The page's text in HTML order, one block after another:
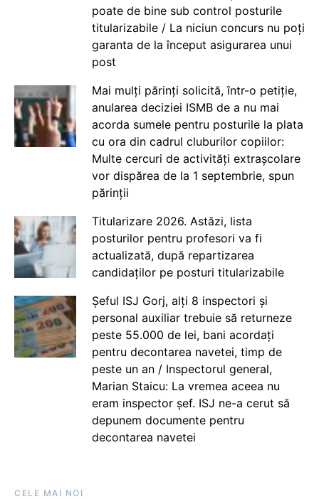
poate de bine sub control posturile
titularizabile / La niciun concurs nu poți
garanta de la început asigurarea unui
post
Mai mulți părinți solicită, într-o petiție,
anularea deciziei ISMB de a nu mai
acorda sumele pentru posturile la plata
cu ora din cadrul cluburilor copiilor:
Multe cercuri de activități extrașcolare
vor dispărea de la 1 septembrie, spun
părinții
Titularizare 2026. Astăzi, lista
posturilor pentru profesori va fi
actualizată, după repartizarea
candidaților pe posturi titularizabile
Șeful ISJ Gorj, alți 8 inspectori și
personal auxiliar trebuie să returneze
peste 55.000 de lei, bani acordați
pentru decontarea navetei, timp de
peste un an / Inspectorul general,
Marian Staicu: La vremea aceea nu
eram inspector șef. ISJ ne-a cerut să
depunem documente pentru
decontarea navetei
CELE MAI NOI